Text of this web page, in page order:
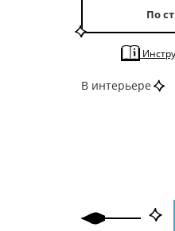
По
По
По
В интерьере